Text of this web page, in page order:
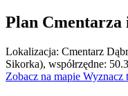
Plan Cmentarza
Cmentarz Dąbrowa
Sikorka)
+
−
Lokalizacja: Cmentarz
Sikorka), współrzędne:
Zobacz na mapie Wyznacz